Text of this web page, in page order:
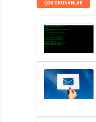
ÇOK OKUNANLAR